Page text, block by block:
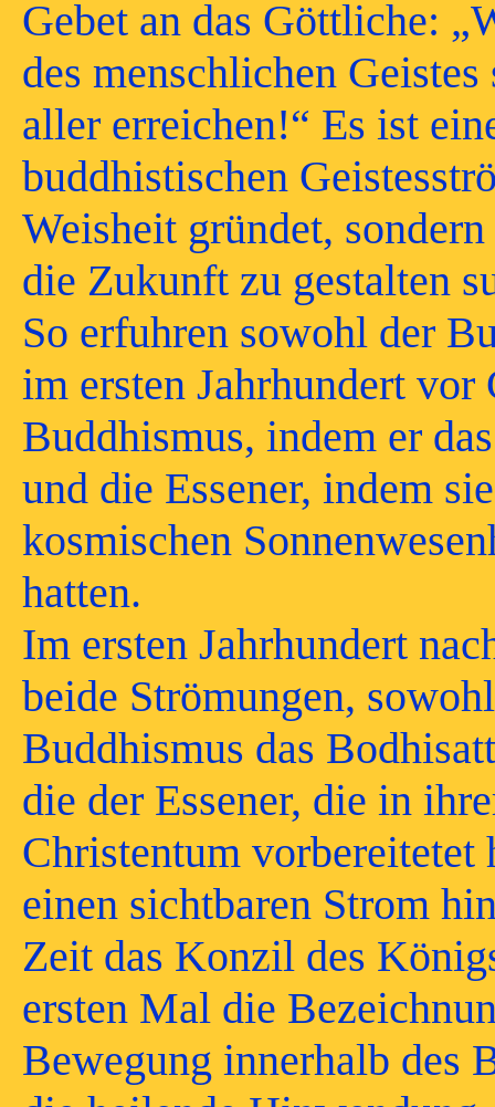
Gebet an das Göttliche:
des menschlichen
aller erreichen!“ Es ist
buddhistischen
Weisheit gründet,
die Zukunft zu gestalten
So erfuhren sowohl der
im ersten Jahrhundert
Buddhismus, indem er
und die Essener, indem
kosmischen
hatten.
Im ersten Jahrhundert
beide Strömungen,
Buddhismus das
die der Essener, die in
Christentum
einen sichtbaren Strom
Zeit das Konzil des
ersten Mal die
Bewegung innerhalb des